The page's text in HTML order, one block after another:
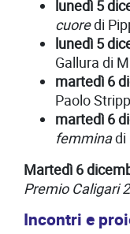
lunedì 5
cuoredi
lunedì 5
Gallura di
martedì 6
Paolo
martedì 6
femminadi
Martedì 6
Premio Caligari
Incontri e